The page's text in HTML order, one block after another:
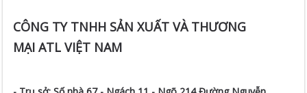
CÔNG TY TNHH SẢN XUẤT VÀ THƯƠNG
MẠI ATL VIỆT NAM